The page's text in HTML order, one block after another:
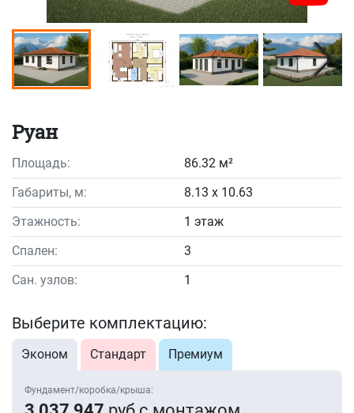
Руан
Площадь:
86.32 м²
Габариты, м:
8.13 x 10.63
Этажность:
1 этаж
Спален:
3
Сан. узлов:
1
Выберите комплектацию:
Эконом Стандарт Премиум
Фундамент/коробка/крыша: